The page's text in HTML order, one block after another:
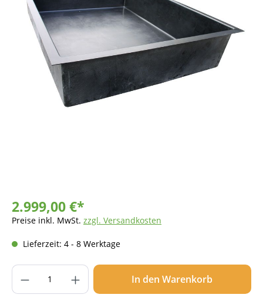
2.999,00 €*
Preise inkl. MwSt. zzgl. Versandkosten
Lieferzeit: 4 - 8 Werktage
Produkt Anzahl: Gib den gewünschten
In den Warenkorb